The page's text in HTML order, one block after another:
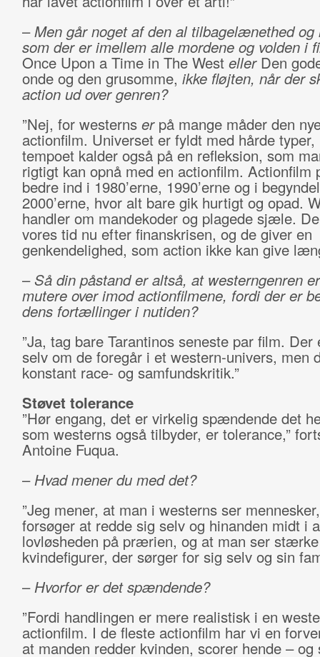
–Men går noget af den al tilbagelænethed og
som der er imellem alle mordene og volden i
Once Upon a Time in The West eller Den
onde og den grusomme, ikke fløjten, når der
action ud over genren?
”Nej, for westerns erpå mange måder den
actionfilm. Universet er fyldt med hårde typer,
tempoet kalder også på en refleksion, som
rigtigt kan opnå med en actionfilm. Actionfilm
bedre ind i 1980’erne, 1990’erne og i
2000’erne, hvor alt bare gik hurtigt og opad.
handler om mandekoder og plagede sjæle.
vores tid nu efter finanskrisen, og de giver en
genkendelighed, som action ikke kan give
–Så din påstand er altså, at westerngenren
mutere over imod actionfilmene, fordi der er
dens fortællinger i nutiden?
”Ja, tag bare Tarantinos seneste par film. Der
selv om de foregår i et western-univers, men
konstant race- og samfundskritik.”
Støvet tolerance
”Hør engang, det er virkelig spændende det
som westerns også tilbyder, er tolerance,”
Antoine Fuqua.
–Hvad mener du med det?
”Jeg mener, at man i westerns ser
forsøger at redde sig selv og hinanden midt i
lovløsheden på prærien, og at man ser stærke
kvindefigurer, der sørger for sig selv og sin
–Hvorfor er det spændende?
”Fordi handlingen er mere realistisk i en
actionfilm. I de fleste actionfilm har vi en
at manden redder kvinden, scorer hende – og